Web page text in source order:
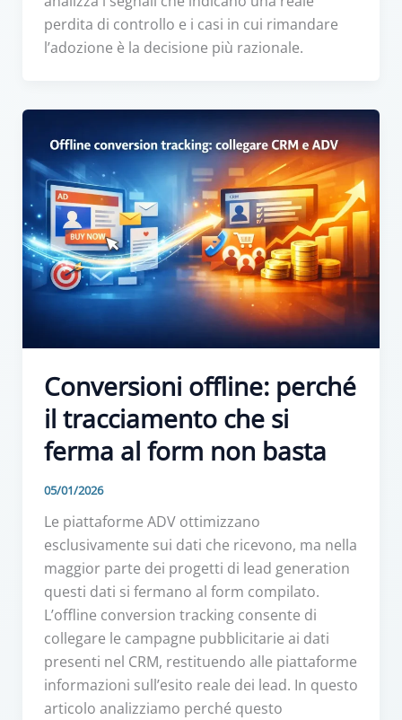
perdita di controllo e i casi in cui rimandare
l’adozione è la decisione più razionale.
Conversioni offline: perché
il tracciamento che si
ferma al form non basta
05/01/2026
Le piattaforme ADV ottimizzano
esclusivamente sui dati che ricevono, ma nella
maggior parte dei progetti di lead generation
questi dati si fermano al form compilato.
L’offline conversion tracking consente di
collegare le campagne pubblicitarie ai dati
presenti nel CRM, restituendo alle piattaforme
informazioni sull’esito reale dei lead. In questo
articolo analizziamo perché questo